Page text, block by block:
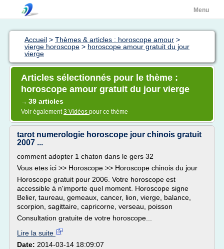
Menu
Accueil > Thèmes & articles : horoscope amour >
vierge horoscope > horoscope amour gratuit du jour
vierge
Articles sélectionnés pour le thème :
horoscope amour gratuit du jour vierge
→ 39 articles
Voir également3 Vidéos pour ce thème
tarot numerologie horoscope jour chinois gratuit
2007 ...
comment adopter 1 chaton dans le gers 32
Vous etes ici >> Horoscope >> Horoscope chinois du jour
Horoscope gratuit pour 2006. Votre horoscope est
accessible à n'importe quel moment. Horoscope signe
Belier, taureau, gemeaux, cancer, lion, vierge, balance,
scorpion, sagittaire, capricorne, verseau, poisson
Consultation gratuite de votre horoscope...
Lire la suite
Date: 2014-03-14 18:09:07